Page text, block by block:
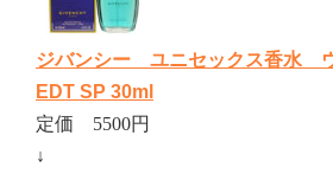
ジバンシー ユニセックス香水
EDT SP 30ml
定価 5500円
↓